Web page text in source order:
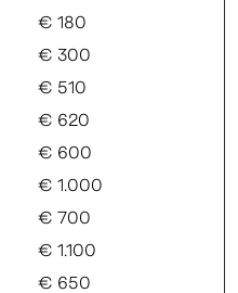
€ 180
€ 300
€ 510
€ 620
€ 600
€ 1.000
€ 700
€ 1.100
€ 650